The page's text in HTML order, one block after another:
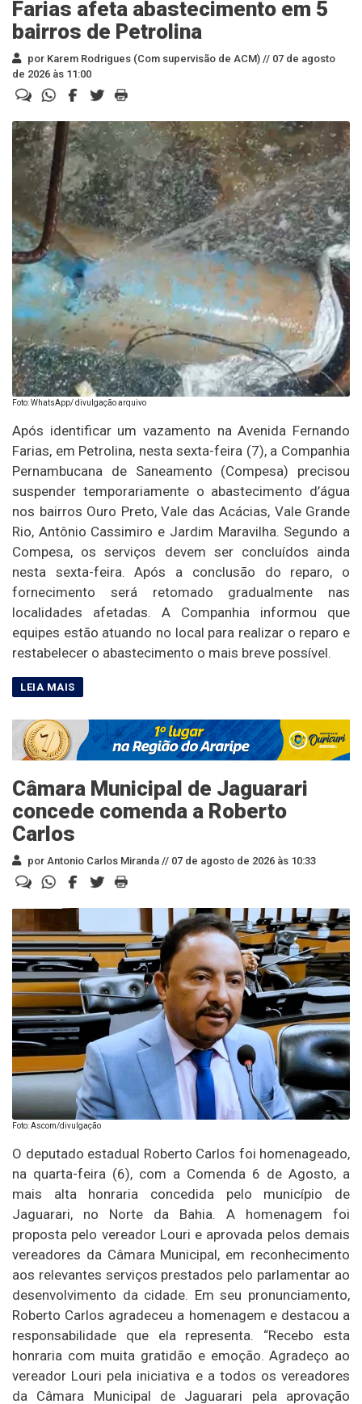
Farias afeta abastecimento em 5
bairros de Petrolina
por Karem Rodrigues (Com supervisão de ACM) // 07 de agosto
de 2026 às 11:00
Foto: WhatsApp/ divulgação arquivo
Após identificar um vazamento na Avenida Fernando
Farias, em Petrolina, nesta sexta-feira (7), a Companhia
Pernambucana de Saneamento (Compesa) precisou
suspender temporariamente o abastecimento d’água
nos bairros Ouro Preto, Vale das Acácias, Vale Grande
Rio, Antônio Cassimiro e Jardim Maravilha. Segundo a
Compesa, os serviços devem ser concluídos ainda
nesta sexta-feira. Após a conclusão do reparo, o
fornecimento será retomado gradualmente nas
localidades afetadas. A Companhia informou que
equipes estão atuando no local para realizar o reparo e
restabelecer o abastecimento o mais breve possível.
Câmara Municipal de Jaguarari
concede comenda a Roberto
Carlos
por Antonio Carlos Miranda // 07 de agosto de 2026 às 10:33
Foto: Ascom/divulgação
O deputado estadual Roberto Carlos foi homenageado,
na quarta-feira (6), com a Comenda 6 de Agosto, a
mais alta honraria concedida pelo município de
Jaguarari, no Norte da Bahia. A homenagem foi
proposta pelo vereador Louri e aprovada pelos demais
vereadores da Câmara Municipal, em reconhecimento
aos relevantes serviços prestados pelo parlamentar ao
desenvolvimento da cidade. Em seu pronunciamento,
Roberto Carlos agradeceu a homenagem e destacou a
responsabilidade que ela representa. “Recebo esta
honraria com muita gratidão e emoção. Agradeço ao
vereador Louri pela iniciativa e a todos os vereadores
da Câmara Municipal de Jaguarari pela aprovação